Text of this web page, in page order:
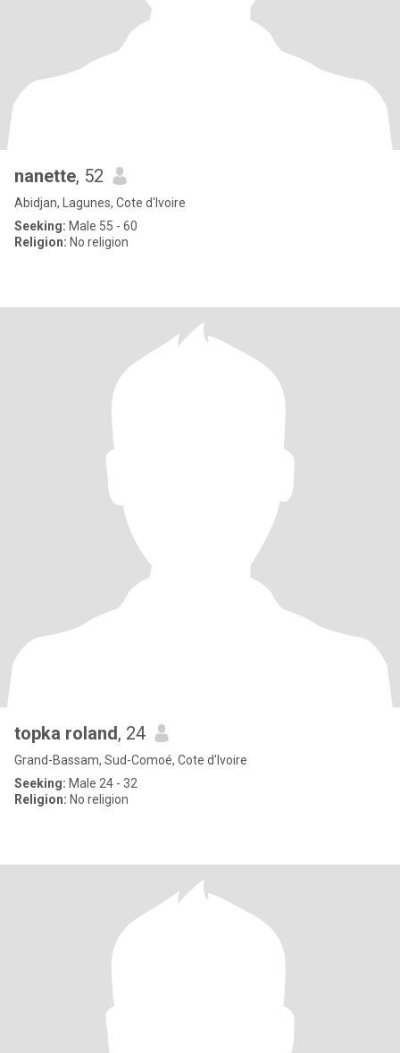
nanette, 52
Abidjan, Lagunes, Cote d'Ivoire
Seeking: Male 55 - 60
Religion: No religion
topka roland, 24
Grand-Bassam, Sud-Comoé, Cote d'Ivoire
Seeking: Male 24 - 32
Religion: No religion